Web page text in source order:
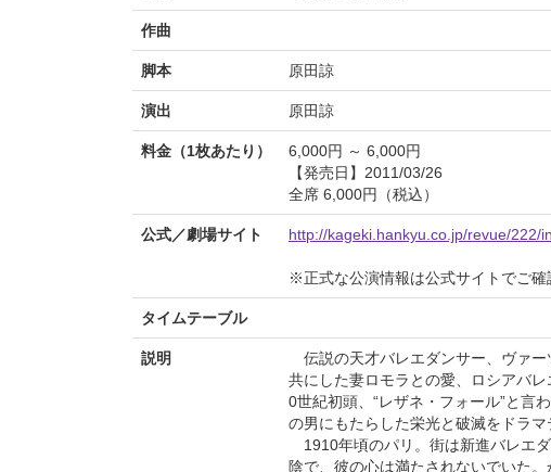
作曲
脚本 原田諒
演出 原田諒
料金（1枚あたり）
6,000円 ～ 6,000円
【発売日】2011/03/26
全席 6,000円（税込）
公式／劇場サイト http://kageki.hankyu.co.jp/revue/222/
※正式な公演情報は公式サイトでご確
タイムテーブル
説明
伝説の天才バレエダンサー、ヴァー
共にした妻ロモラとの愛、ロシアバ
0世紀初頭、“レザネ・フォール”と言
の男にもたらした栄光と破滅をドラマ
1910年頃のパリ。街は新進バレエ
陰で、彼の心は満たされないでいた